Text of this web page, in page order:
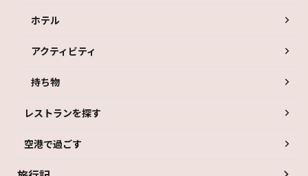
ホテル
アクティビティ
持ち物
レストランを探す
空港で過ごす